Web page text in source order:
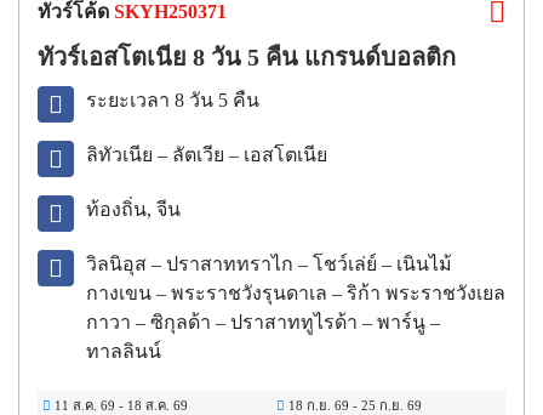
ทัวร์โค้ด SKYH250371
ทัวร์เอสโตเนีย 8 วัน 5 คืน แกรนด์บอลติก
ระยะเวลา 8 วัน 5 คืน
ลิทัวเนีย – ลัตเวีย – เอสโตเนีย
ท้องถิ่น, จีน
วิลนิอุส – ปราสาททราไก – โชว์เล่ย์ – เนินไม้
กางเขน – พระราชวังรุนดาเล – ริก้า พระราชวังเยล
กาวา – ซิกุลด้า – ปราสาททูไรด้า – พาร์นู –
ทาลลินน์
11 ส.ค. 69 - 18 ส.ค. 69 18 ก.ย. 69 - 25 ก.ย. 69